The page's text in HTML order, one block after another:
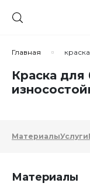
Главная
Краска для
МатериалыУслуги
Материалы